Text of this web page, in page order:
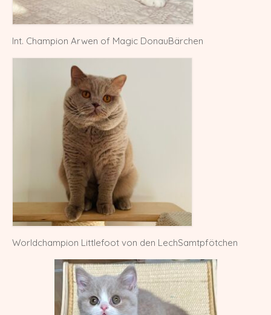
LechSamtpfötchen
Kitten
Verpaarungspläne
Z-Wurf vom 14.03.2026
Y-Wurf vom 21.02.2026
X-Wurf vom 27.04.2025
W-Wurf vom 24.04.2025
V-Wurf vom 20.04.2025
U-Wurf vom 13.04.2025
S-Wurf vom 19.07.2024
R-Wurf vom 14.05.2024
Q-Wurf vom 06.04.2024
Int. Champion Arwen of Magic DonauBärchen
Worldchampion Littlefoot von den LechSamtpfötchen